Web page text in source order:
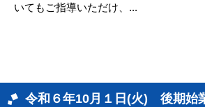
いてもご指導いただけ、...
令和６年10月１日(火) 後期始